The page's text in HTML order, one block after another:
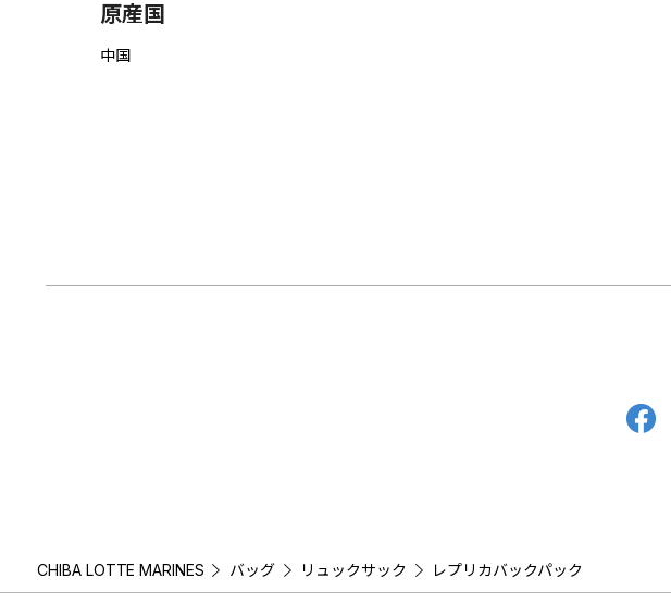
原産国
中国
CHIBA LOTTE MARINES バッグ リュックサック レプリカバックパック